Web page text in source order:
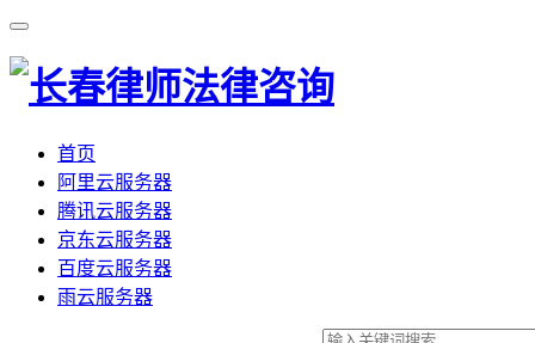
首页
阿里云服务器
腾讯云服务器
京东云服务器
百度云服务器
雨云服务器